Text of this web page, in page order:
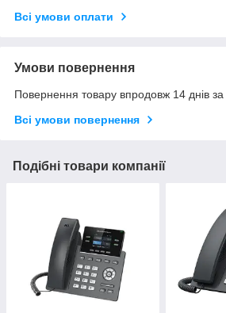
Всі умови оплати
Умови повернення
Повернення товару впродовж 14 днів
Всі умови повернення
Подібні товари компанії